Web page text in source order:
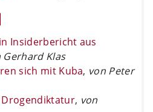
Insiderbericht aus
Gerhard Klas
sich mit Kuba, von Peter
Drogendiktatur, von